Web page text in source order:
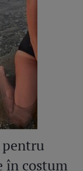
pentru
în costum